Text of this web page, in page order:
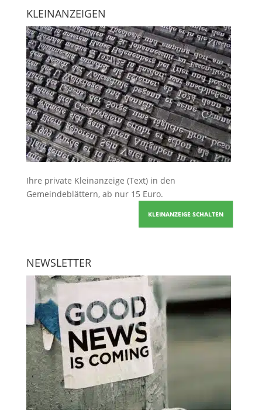
KLEINANZEIGEN
Ihre private Kleinanzeige (Text) in den
Gemeindeblättern, ab nur 15 Euro.
KLEINANZEIGE SCHALTEN
NEWSLETTER